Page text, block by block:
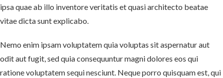
ipsa quae ab illo inventore veritatis et quasi architecto beatae
vitae dicta sunt explicabo.
Nemo enim ipsam voluptatem quia voluptas sit aspernatur aut
odit aut fugit, sed quia consequuntur magni dolores eos qui
ratione voluptatem sequi nesciunt. Neque porro quisquam est, qui